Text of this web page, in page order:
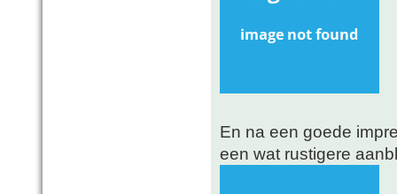
En na een goede
een wat rustigere